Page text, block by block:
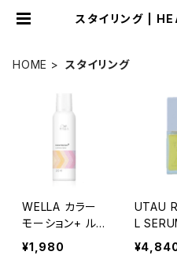
スタイリング |
HOME スタイリング
WELLA カラー
モーション+ ル
ミナススプレー
200ml
¥1,980
UTAU
L